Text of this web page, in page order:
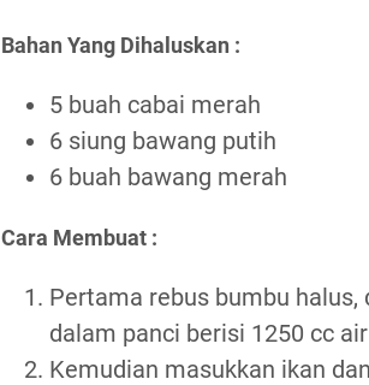
Bahan Yang Dihaluskan :
5 buah cabai merah
6 siung bawang putih
6 buah bawang merah
Cara Membuat :
Pertama rebus bumbu halus,
dalam panci berisi 1250 cc
Kemudian masukkan ikan